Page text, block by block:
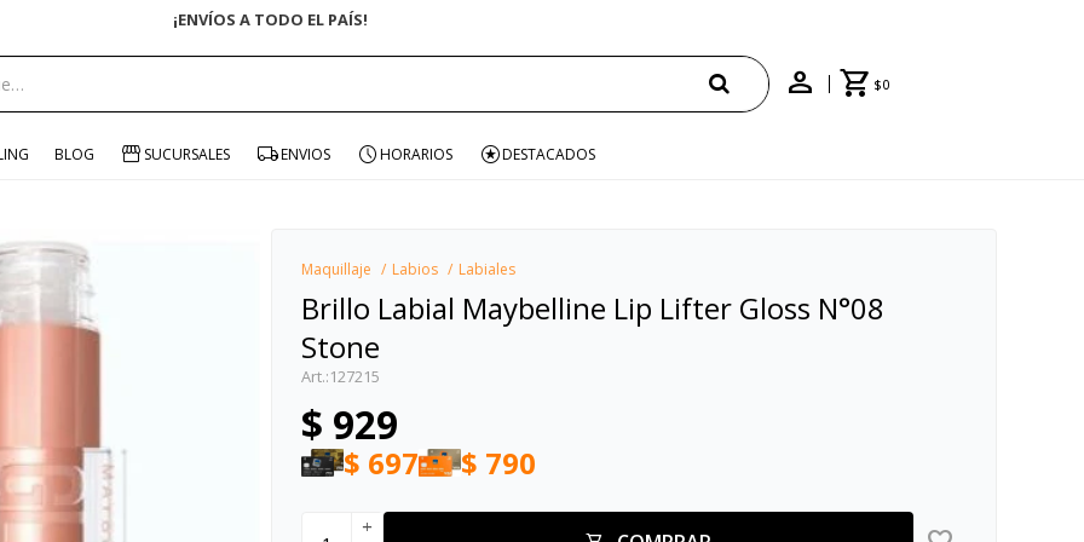
$0
BLOG SUCURSALES ENVIOS HORARIOS DESTACADOS
Maquillaje Labios Labiales
Brillo Labial Maybelline Lip Lifter Gloss N°08
Stone
127215
$ 929
$ 697 $ 790
add